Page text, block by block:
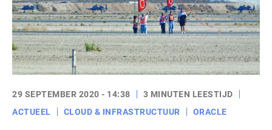
29 SEPTEMBER 2020 - 14:38
3 MINUTEN LEESTIJD
ACTUEEL
CLOUD & INFRASTRUCTUUR ORACLE